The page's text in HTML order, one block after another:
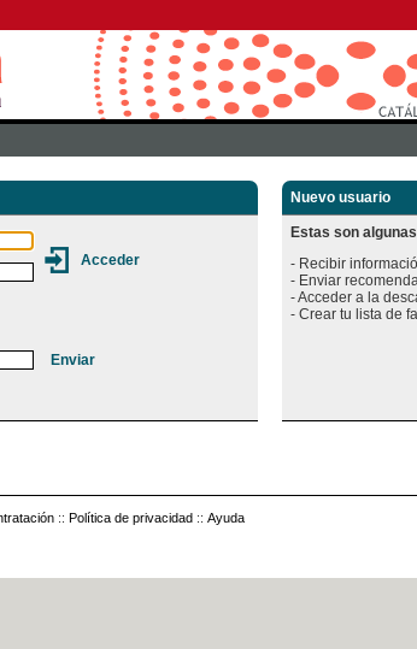
Nuevo usuario
Estas son
- Recibir
- Enviar
- Acceder a la
:: Política de privacidad :: Ayuda